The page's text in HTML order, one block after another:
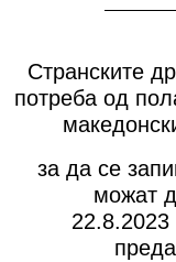
Странските
потреба од
за да се
можат
22.8.2023